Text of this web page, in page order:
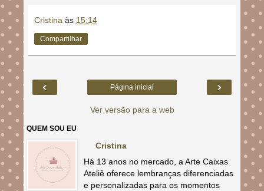
Cristina às 15:14
Compartilhar
‹ ›
Página inicial
Ver versão para a web
QUEM SOU EU
Cristina
Há 13 anos no mercado, a Arte Caixas
Ateliê oferece lembranças diferenciadas
e personalizadas para os momentos